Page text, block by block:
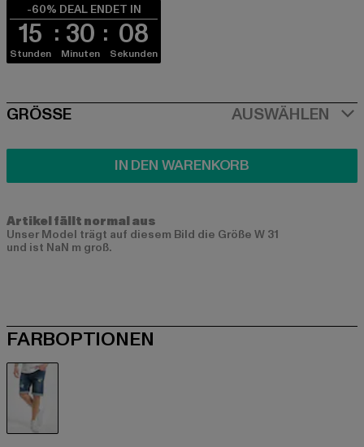
-60% DEAL ENDET IN
15
Stunden
30
Minuten
08
Sekunden
SIZE
GRÖSSE AUSWÄHLEN
IN DEN WARENKORB
Artikel fällt normal aus
Unser Model trägt auf diesem Bild die Größe W 31
und ist NaN m groß.
FARBOPTIONEN